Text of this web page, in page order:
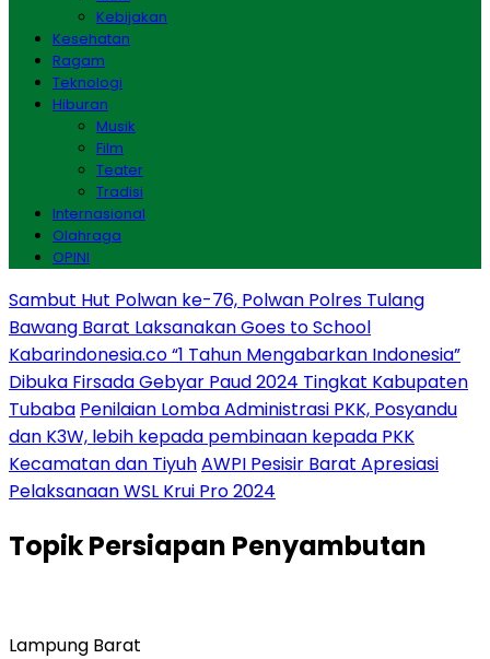
Kebijakan
Kesehatan
Ragam
Teknologi
Hiburan
Musik
Film
Teater
Tradisi
Internasional
Olahraga
OPINI
Sambut Hut Polwan ke-76, Polwan Polres Tulang
Bawang Barat Laksanakan Goes to School
Kabarindonesia.co “1 Tahun Mengabarkan Indonesia”
Dibuka Firsada Gebyar Paud 2024 Tingkat Kabupaten
Tubaba Penilaian Lomba Administrasi PKK, Posyandu
dan K3W, lebih kepada pembinaan kepada PKK
Kecamatan dan TiyuhAWPI Pesisir Barat Apresiasi
Pelaksanaan WSL Krui Pro 2024
TopikPersiapan Penyambutan
Lampung Barat